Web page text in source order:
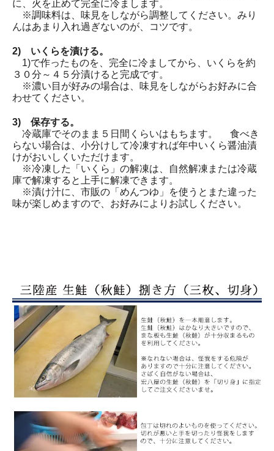
に、火を止めて完全に冷まします。
※調味料は、味見をしながら調整してください。みり
んはあまり入れ過ぎないのが、コツです。
2) いくらを漬ける。
1)で作ったものを、完全に冷ましてから、いくらを約
３０分～４５分漬けると完成です。
※濃い目が好みの場合は、味見をしながらお好みに合
わせてください。
3) 保存する。
冷蔵庫でそのまま５日間くらいはもちます。 食べき
らない場合は、小分けして冷凍すれば年中いくら醤油漬
けがおいしくいただけます。
※冷凍した「いくら」の解凍は、自然解凍または冷蔵
庫で解凍すると上手に解凍できます。
※漬け汁に、市販の「めんつゆ」を使うとまた違った
味が楽しめますので、お好みによりお試しください。